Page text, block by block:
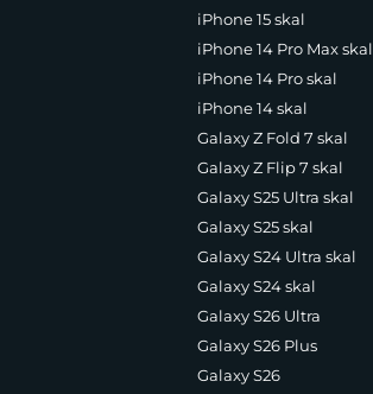
iPhone 15 skal
iPhone 14 Pro Max skal
iPhone 14 Pro skal
iPhone 14 skal
Galaxy Z Fold 7 skal
Galaxy Z Flip 7 skal
Galaxy S25 Ultra skal
Galaxy S25 skal
Galaxy S24 Ultra skal
Galaxy S24 skal
Galaxy S26 Ultra
Galaxy S26 Plus
Galaxy S26